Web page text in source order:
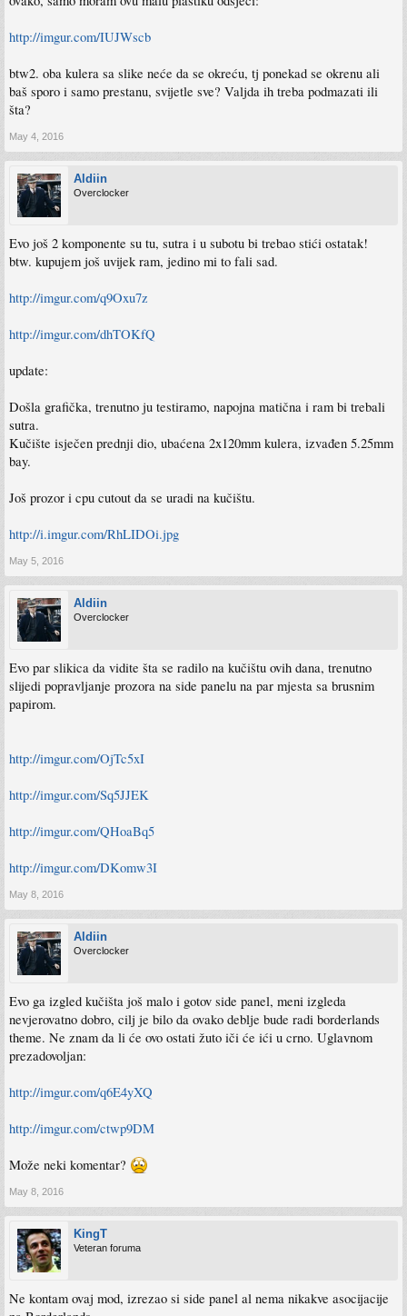
http://imgur.com/IUJWscb
btw2. oba kulera sa slike neće da se okreću, tj ponekad se okrenu ali
baš sporo i samo prestanu, svijetle sve? Valjda ih treba podmazati ili
šta?
May 4, 2016
Aldiin
Overclocker
Evo još 2 komponente su tu, sutra i u subotu bi trebao stići ostatak!
btw. kupujem još uvijek ram, jedino mi to fali sad.
http://imgur.com/q9Oxu7z
http://imgur.com/dhTOKfQ
update:
Došla grafička, trenutno ju testiramo, napojna matična i ram bi trebali
sutra.
Kučište isječen prednji dio, ubaćena 2x120mm kulera, izvađen 5.25mm
bay.
Još prozor i cpu cutout da se uradi na kučištu.
http://i.imgur.com/RhLIDOi.jpg
May 5, 2016
Aldiin
Overclocker
Evo par slikica da vidite šta se radilo na kučištu ovih dana, trenutno
slijedi popravljanje prozora na side panelu na par mjesta sa brusnim
papirom.
http://imgur.com/OjTc5xI
http://imgur.com/Sq5JJEK
http://imgur.com/QHoaBq5
http://imgur.com/DKomw3I
May 8, 2016
Aldiin
Overclocker
Evo ga izgled kučišta još malo i gotov side panel, meni izgleda
nevjerovatno dobro, cilj je bilo da ovako deblje bude radi borderlands
theme. Ne znam da li će ovo ostati žuto iči će ići u crno. Uglavnom
prezadovoljan:
http://imgur.com/q6E4yXQ
http://imgur.com/ctwp9DM
Može neki komentar?
May 8, 2016
KingT
Veteran foruma
Ne kontam ovaj mod, izrezao si side panel al nema nikakve asocijacije